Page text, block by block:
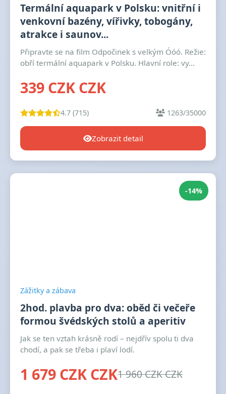
Termální aquapark v Polsku: vnitřní i
venkovní bazény, vířivky, tobogány,
atrakce i saunov...
Připravte se na film Odpočinek s velkým Óóó. Režie:
obří termální aquapark v Polsku. Hlavní role: vy...
339 CZK CZK
4.7 (715) 1263/35000
Zobrazit detail
-14%
Zážitky a zábava
2hod. plavba pro dva: oběd či večeře
formou švédských stolů a aperitiv
Jak se ten vztah krásně rodí – nejdřív spolu ti dva
chodí, a pak se třeba i plaví lodí.
1 679 CZK CZK1 960 CZK CZK